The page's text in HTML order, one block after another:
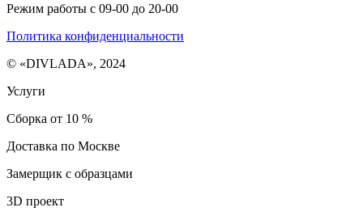
Режим работы с 09-00 до 20-00
Политика конфиденциальности
© «DIVLADA», 2024
Услуги
Сборка от 10 %
Доставка по Москве
Замерщик с образцами
3D проект